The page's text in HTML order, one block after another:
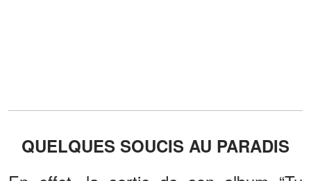
QUELQUES SOUCIS AU PARADIS